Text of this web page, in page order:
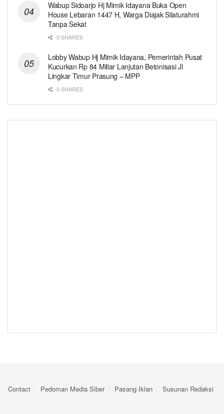
Wabup Sidoarjo Hj Mimik Idayana Buka Open
House Lebaran 1447 H, Warga Diajak Silaturahmi
Tanpa Sekat
0 SHARES
Lobby Wabup Hj Mimik Idayana, Pemerintah Pusat
Kucurkan Rp 84 Miliar Lanjutan Betonisasi Jl
Lingkar Timur Prasung – MPP
0 SHARES
Contact Pedoman Media Siber Pasang Iklan Susunan Redaksi